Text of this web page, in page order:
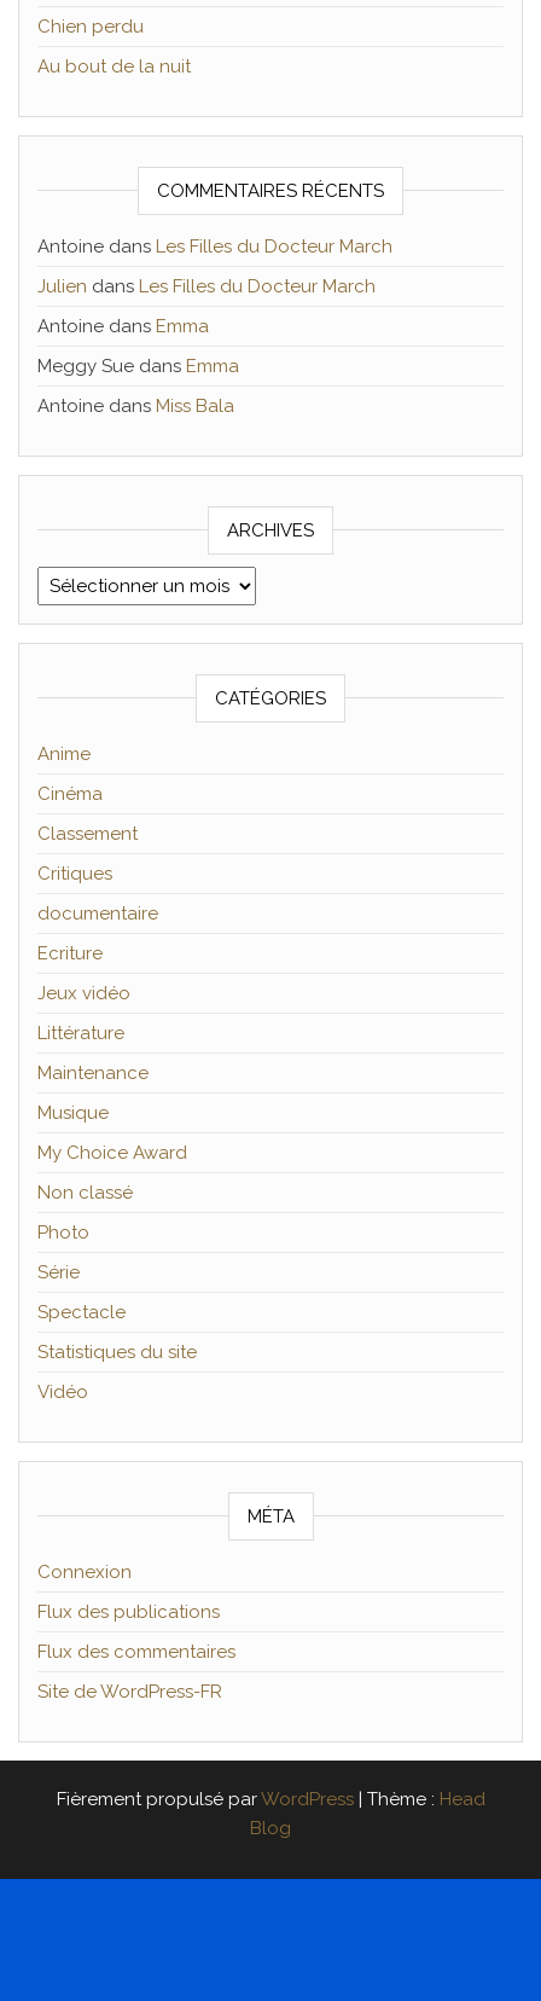
Chien perdu
Au bout de la nuit
COMMENTAIRES RÉCENTS
Antoine dans Les Filles du Docteur March
Julien dans Les Filles du Docteur March
Antoine dans Emma
Meggy Sue dans Emma
Antoine dans Miss Bala
ARCHIVES
Archives
CATÉGORIES
Anime
Cinéma
Classement
Critiques
documentaire
Ecriture
Jeux vidéo
Littérature
Maintenance
Musique
My Choice Award
Non classé
Photo
Série
Spectacle
Statistiques du site
Vidéo
MÉTA
Connexion
Flux des publications
Flux des commentaires
Site de WordPress-FR
Fièrement propulsé parWordPress Thème : Head
Blog